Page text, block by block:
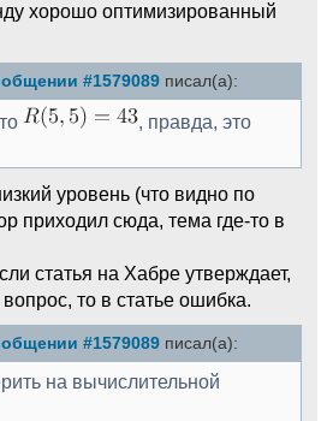
хорошо оптимизированный
#1579089 писал(а):
, правда, это
уровень (что видно по
приходил сюда, тема где-то в
статья на Хабре утверждает,
то в статье ошибка.
#1579089 писал(а):
на вычислительной